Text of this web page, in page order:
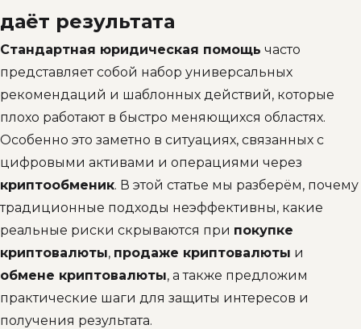
даёт результата
Стандартная юридическая помощь часто
представляет собой набор универсальных
рекомендаций и шаблонных действий, которые
плохо работают в быстро меняющихся областях.
Особенно это заметно в ситуациях, связанных с
цифровыми активами и операциями через
криптообменик. В этой статье мы разберём, почему
традиционные подходы неэффективны, какие
реальные риски скрываются при покупке
криптовалюты, продаже криптовалюты и
обмене криптовалюты, а также предложим
практические шаги для защиты интересов и
получения результата.